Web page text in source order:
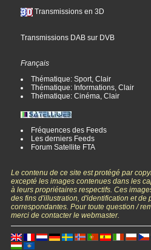
Transmissions en 3D
Transmissions DAB sur DVB
Français
Thématique: Sport, Clair
Thématique: Informations, Clair
Thématique: Cinéma, Clair
Fréquences des Feeds
Les derniers Feeds
Forum Satellite FTA
Le contenu de ce site est protégé par
excepté les images contenues dans les
à leurs propriétaires respectifs. Ces
des fins d'illustration, d'identification et de
correspondantes. Pour toute question /
merci de contacter le webmaster.